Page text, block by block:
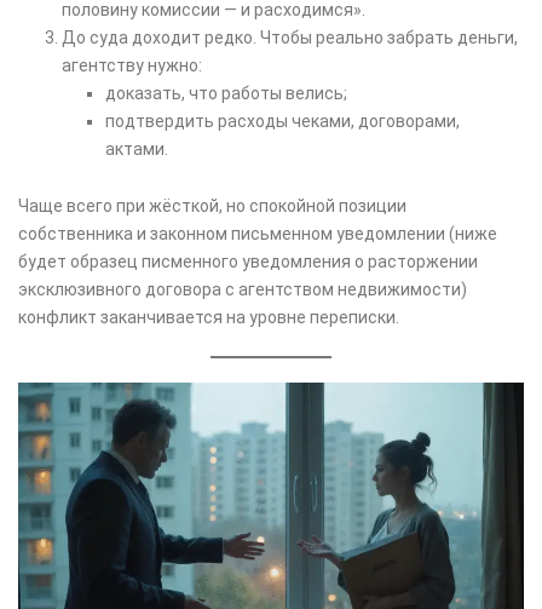
половину комиссии — и расходимся».
До суда доходит редко. Чтобы реально забрать деньги,
агентству нужно:
доказать, что работы велись;
подтвердить расходы чеками, договорами,
актами.
Чаще всего при жёсткой, но спокойной позиции
собственника и законном письменном уведомлении (ниже
будет образец писменного уведомления о расторжении
эксклюзивного договора с агентством недвижимости)
конфликт заканчивается на уровне переписки.